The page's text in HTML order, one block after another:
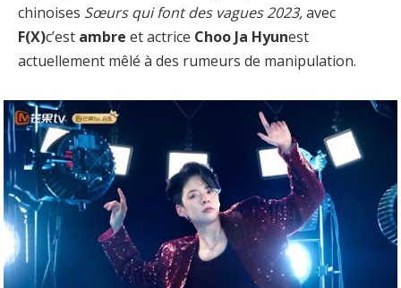
chinoises Sœurs qui font des vagues 2023,avec
F(X)c’est ambre et actrice Choo Ja Hyunest
actuellement mêlé à des rumeurs de manipulation.